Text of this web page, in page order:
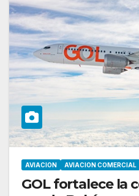
AVIACION AVIACION COMERCIAL
GOL fortalece la